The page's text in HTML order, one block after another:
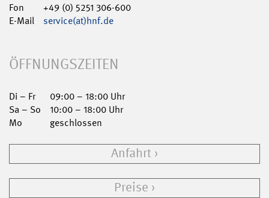
Fon
+49 (0) 5251 306-600
E-Mail
service(at)hnf.de
ÖFFNUNGSZEITEN
Di – Fr
09:00 – 18:00 Uhr
Sa – So
10:00 – 18:00 Uhr
Mo
geschlossen
Anfahrt
Preise